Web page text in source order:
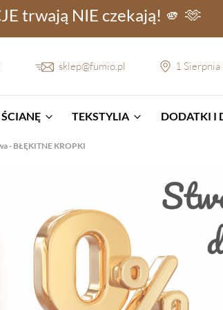
trwają NIE czekają! 🫵 🫶
sklep@fumio.pl 1 Sierpnia
TEKSTYLIA DODATKI I
- BŁĘKITNE KROPKI